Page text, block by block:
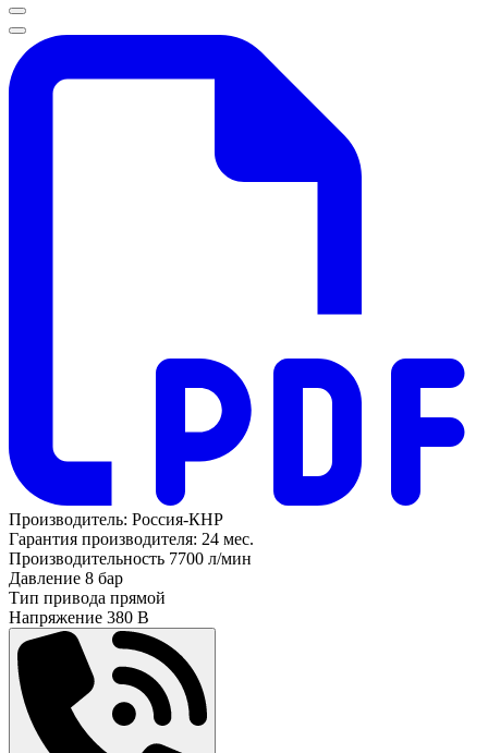
Производитель: Россия-КНР
Гарантия производителя: 24 мес.
Производительность 7700 л/мин
Давление 8 бар
Тип привода прямой
Напряжение 380 В